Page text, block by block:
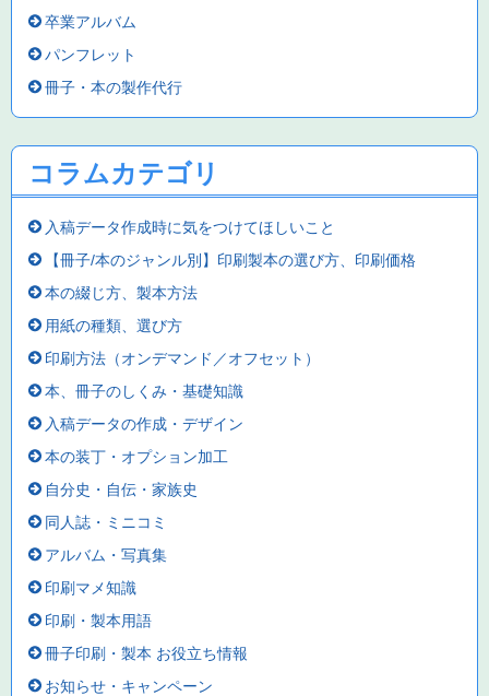
卒業アルバム
パンフレット
冊子・本の製作代行
コラムカテゴリ
入稿データ作成時に気をつけてほしいこと
【冊子/本のジャンル別】印刷製本の選び方、印刷価格
本の綴じ方、製本方法
用紙の種類、選び方
印刷方法（オンデマンド／オフセット）
本、冊子のしくみ・基礎知識
入稿データの作成・デザイン
本の装丁・オプション加工
自分史・自伝・家族史
同人誌・ミニコミ
アルバム・写真集
印刷マメ知識
印刷・製本用語
冊子印刷・製本 お役立ち情報
お知らせ・キャンペーン